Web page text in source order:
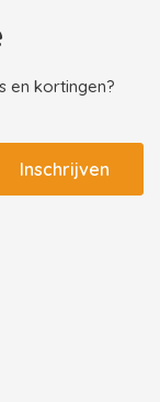
en kortingen?
Inschrijven